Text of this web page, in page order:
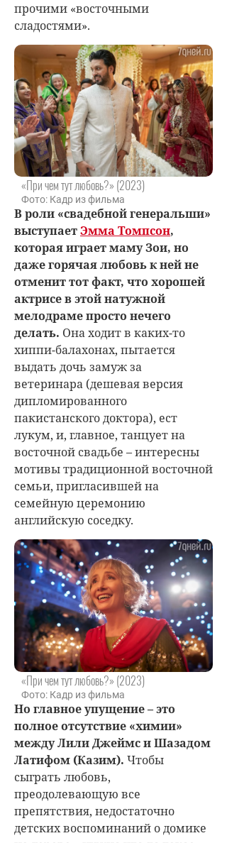
прочими «восточными
сладостями».
«При чем тут любовь?» (2023)
Фото: Кадр из фильма
В роли «свадебной генеральши»
выступаетЭмма Томпсон,
которая играет маму Зои, но
даже горячая любовь к ней не
отменит тот факт, что хорошей
актрисе в этой натужной
мелодраме просто нечего
делать. Она ходит в каких-то
хиппи-балахонах, пытается
выдать дочь замуж за
ветеринара (дешевая версия
дипломированного
пакистанского доктора), ест
лукум, и, главное, танцует на
восточной свадьбе – интересны
мотивы традиционной восточной
семьи, пригласившей на
семейную церемонию
английскую соседку.
«При чем тут любовь?» (2023)
Фото: Кадр из фильма
Но главное упущение – это
полное отсутствие «химии»
между Лили Джеймс и Шазадом
Латифом (Казим). Чтобы
сыграть любовь,
преодолевающую все
препятствия, недостаточно
детских воспоминаний о домике